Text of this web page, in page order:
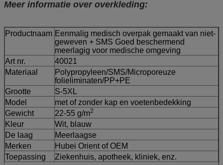
Meer informatie over overkleding:
Productnaam Eenmalig medisch overpak gemaakt van niet-
geweven + SMS Goed beschermend
meerlagig voor medische omgeving
Art nr.
40021
Materiaal
Polypropyleen/SMS/Microporeuze
folieliminaten/PP+PE
Grootte
S-5XL
Model
met of zonder kap en voetenbedekking
Gewicht
22-55 g/m2
Kleur
Wit, blauw
De laag
Meerlaagse
Merken
Hubei Orient of OEM
Toepassing
Ziekenhuis, apotheek, kliniek, enz.